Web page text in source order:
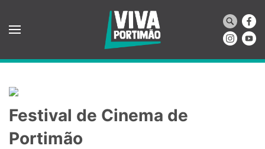
Saltar para o conteúdo principal
Festival de Cinema de
Portimão